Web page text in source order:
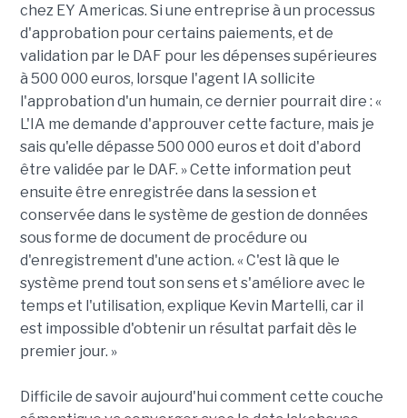
chez EY Americas. Si une entreprise à un processus
d'approbation pour certains paiements, et de
validation par le DAF pour les dépenses supérieures
à 500 000 euros, lorsque l'agent IA sollicite
l'approbation d'un humain, ce dernier pourrait dire : «
L'IA me demande d'approuver cette facture, mais je
sais qu'elle dépasse 500 000 euros et doit d'abord
être validée par le DAF. » Cette information peut
ensuite être enregistrée dans la session et
conservée dans le système de gestion de données
sous forme de document de procédure ou
d'enregistrement d'une action. « C'est là que le
système prend tout son sens et s'améliore avec le
temps et l'utilisation, explique Kevin Martelli, car il
est impossible d'obtenir un résultat parfait dès le
premier jour. »
Difficile de savoir aujourd'hui comment cette couche